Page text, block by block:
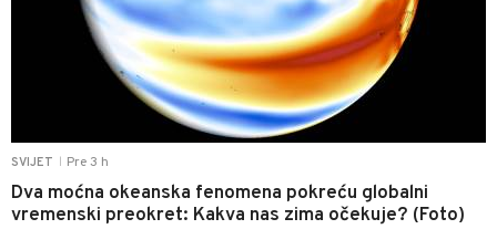
SVIJET Pre 3 h
Dva moćna okeanska fenomena pokreću globalni
vremenski preokret: Kakva nas zima očekuje? (Foto)